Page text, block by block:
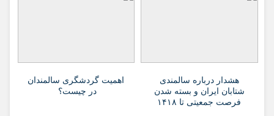
هشدار درباره سالمندی
شتابان ایران و بسته شدن
فرصت جمعیتی تا ۱۴۱۸
اهمیت گردشگری سالمندان
در چیست؟